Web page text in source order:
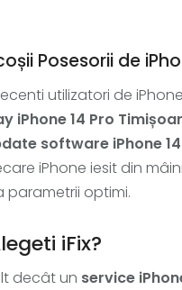
Posesorii de
utilizatori de
iPhone 14 Pro
software iPhone
iPhone iesit din
optimi.
iFix?
decât un service